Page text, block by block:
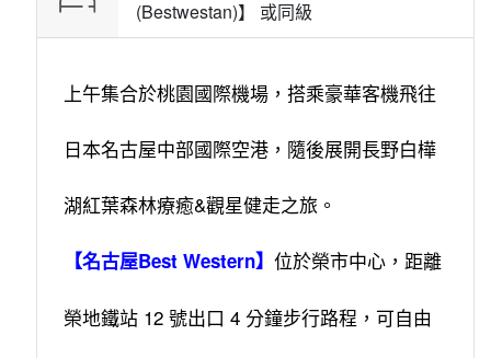
(Bestwestan)】 或同級
上午集合於桃園國際機場，搭乘豪華客機飛往
日本名古屋中部國際空港，隨後展開長野白樺
湖紅葉森林療癒&觀星健走之旅。
【名古屋Best Western】 位於榮市中心，距離
榮地鐵站 12 號出口 4 分鐘步行路程，可自由